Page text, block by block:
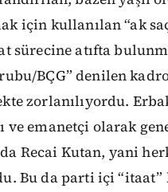
için kullanılan “ak
sürecine atıfta
BÇG” denilen
zorlanılıyordu.
ve emanetçi olarak
Recai Kutan, yani
Bu da parti içi